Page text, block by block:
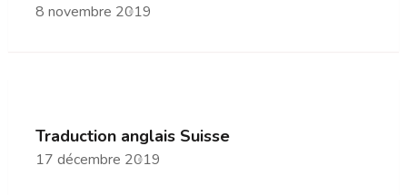
8 novembre 2019
Traduction anglais Suisse
17 décembre 2019